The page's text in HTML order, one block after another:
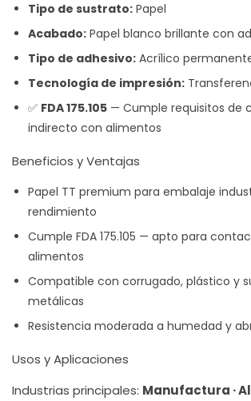
Tipo de sustrato: Papel
Acabado: Papel blanco brillante con
Tipo de adhesivo: Acrílico permanente
Tecnología de impresión:
✅ FDA 175.105 — Cumple requisitos de
indirecto con alimentos
Beneficios y Ventajas
Papel TT premium para embalaje
rendimiento
Cumple FDA 175.105 — apto para
alimentos
Compatible con corrugado, plástico y
metálicas
Resistencia moderada a humedad y
Usos y Aplicaciones
Industrias principales: Manufactura ·